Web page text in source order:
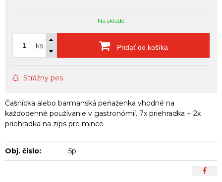
Na sklade
ks Pridať do košíka
Strážny pes
Čašnícka alebo barmanská peňaženka vhodné na
každodenné používanie v gastronómií. 7x priehradka + 2x
priehradka na zips pre mince
Obj. čislo: 5p